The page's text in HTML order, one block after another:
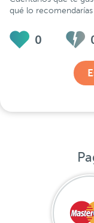
qué lo recomendarías
0